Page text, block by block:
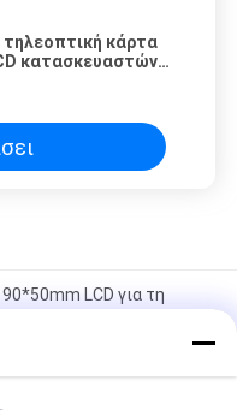
κάρτα
κατασκευαστών
LCD για τη
τεχνολογίας LCD
CMYK